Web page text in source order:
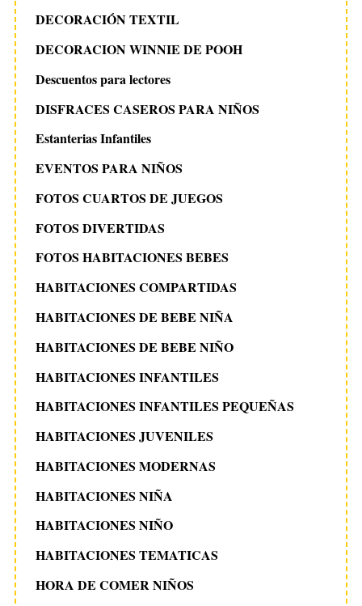
DECORACIÓN TEXTIL
DECORACION WINNIE DE POOH
Descuentos para lectores
DISFRACES CASEROS PARA NIÑOS
Estanterias Infantiles
EVENTOS PARA NIÑOS
FOTOS CUARTOS DE JUEGOS
FOTOS DIVERTIDAS
FOTOS HABITACIONES BEBES
HABITACIONES COMPARTIDAS
HABITACIONES DE BEBE NIÑA
HABITACIONES DE BEBE NIÑO
HABITACIONES INFANTILES
HABITACIONES INFANTILES PEQUEÑAS
HABITACIONES JUVENILES
HABITACIONES MODERNAS
HABITACIONES NIÑA
HABITACIONES NIÑO
HABITACIONES TEMATICAS
HORA DE COMER NIÑOS